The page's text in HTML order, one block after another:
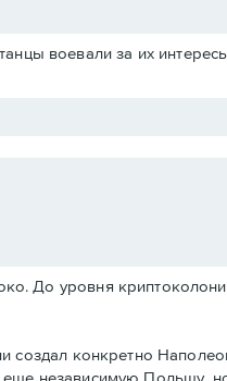
воевали за их
До уровня
создал конкретно